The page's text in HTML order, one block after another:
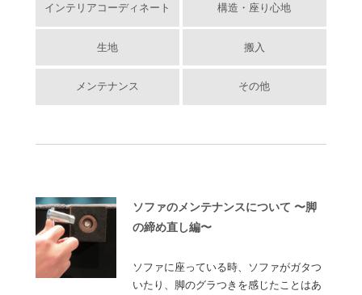
インテリアコーディネート 構造・座り心地
生地 搬入
メンテナンス その他
ソファのメンテナンスについて 〜脚
の締め直し編〜
ソファに座っている時、ソファがガタつ
いたり、脚のグラつきを感じたことはあ